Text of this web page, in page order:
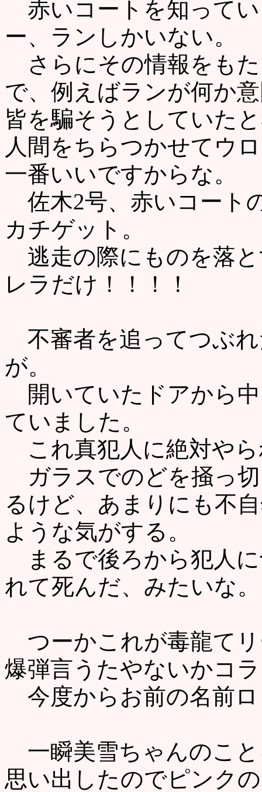
赤いコートを知って
ー、ランしかいない。
さらにその情報をも
で、例えばランが何か
皆を騙そうとしていた
人間をちらつかせてウ
一番いいですからな。
佐木2号、赤いコート
カチゲット。
逃走の際にものを落
レラだけ！！！！
不審者を追ってつぶ
が。
開いていたドアから
ていました。
これ真犯人に絶対や
ガラスでのどを掻っ
るけど、あまりにも不
ような気がする。
まるで後ろから犯人
れて死んだ、みたいな。
つーかこれが毒龍て
爆弾言うたやないかコ
今度からお前の名前
一瞬美雪ちゃんのこ
思い出したのでピンク